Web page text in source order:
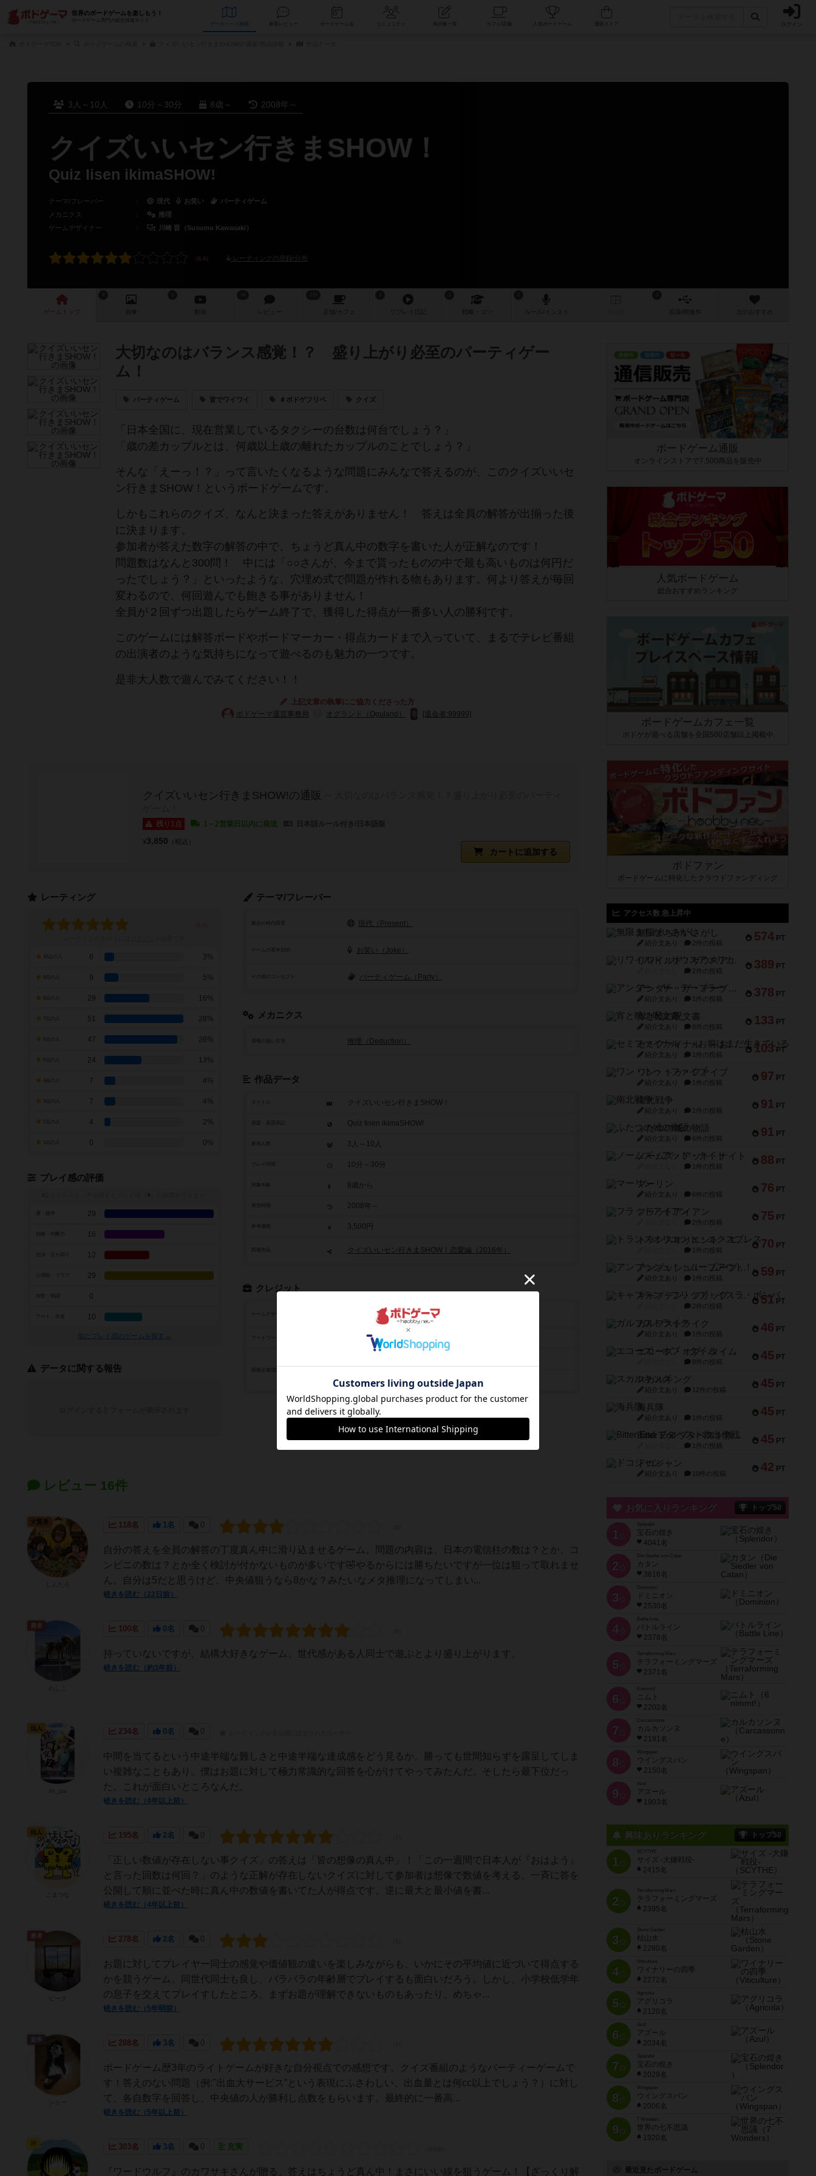
世界のボードゲームを楽しもう！
ボードゲーム専門の総合情報サイト
データベース コミュニティ 人気ボードゲーム ログイン
3人～10人 10分～30分 8歳～ 2008年～
クイズいいセン行きまSHOW！
Quiz Iisen ikimaSHOW!
テーマ/フレーバー ： 現代 お笑い
パーティゲーム
メカニクス
：
推理
ゲームデザイナー
： 川崎 晋（Susumu Kawasaki）
レーティングの登録/分布
ゲーム 画像 レビュー 店舗/ カフェ 戦略 作 次のおすすめ
大切なのはバランス感覚！？ 盛り上がり必至のパーティゲー
ム！
パーティゲーム 皆でワイワイ ＃ボドゲフリペ クイズ
「日本全国に、現在営業しているタクシーの台数は何台でしょう？」
「歳の差カップルとは、何歳以上歳の離れたカップルのことでしょう？」
そんな「えーっ！？」って言いたくなるような問題にみんなで答えるのが、このクイズいいセ
ン行きまSHOW！というボードゲームです。
しかもこれらのクイズ、なんと決まった答えがありません！ 答えは全員の解答が出揃った後
に決まります。
参加者が答えた数字の解答の中で、ちょうど真ん中の数字を書いた人が正解なのです！
問題数はなんと300問！ 中には「○○さんが、今まで貰ったものの中で最も高いものは何円だ
ったでしょう？」といったような、穴埋め式で問題が作れる物もあります。何より答えが毎回
変わるので、何回遊んでも飽きる事がありません！
全員が２回ずつ出題したらゲーム終了で、獲得した得点が一番多い人の勝利です。
このゲームには解答ボードやボードマーカー・得点カードまで入っていて、まるでテレビ番組
の出演者のような気持ちになって遊べるのも魅力の一つです。
是非大人数で遊んでみてください！！
上記文章の執筆にご協力くださった方
ボドゲーマ運営事務局
オグランド（Oguland） [退会者:99999]
クイズいいセン行きまSHOW!の通販
残り1点 1～2営業日以内に発送
カートに追加する
¥3,850 （税込）
テーマ/フレーバー
舞台の時代背景 現代（Present）
ゲームの基本目的 お笑い（Joke）
その他のコンセプト パーティゲーム（Party）
メカニクス
推理（Deduction）
作品データ
タイトル クイズいいセン行きまSHOW！
Quiz Iisen ikimaSHOW!
参加人数 3人～10人
10分～30分
8歳から
2008年～
参考価格 3,500円
関連作品 クイズいいセン行きまSHOW！恋愛編（2016年）
クレジット
ゲームデザイン 川崎 晋（Susumu Kawasaki）
未登録
スイッチゲームズ（Switch Games）
レーティング
6 3%
9 5%
29 16%
7点の人 51 28%
47 26%
24 13%
7 4%
7 4%
4 2%
0 0%
プレイ感の評価
※
29
戦略・判断力 16
12
29
0
アート・外見 10
似たプレイ感のゲームを探す→
データに関する報告
レビュー 16件
118名 1名 0
自分の答えを全員の解答の丁度真ん中に滑り込ませるゲーム。問題の内容は、日本の電信柱の数は？とか、コ
ンビニの数は？とか全く検討が付かないものが多いです🤣やるからには勝ちたいですが一位は狙って取れませ
ん。自分は5だと思うけど、中央値狙うなら8かな？みたいなメタ推理になってしまい...
続きを読む（22日前）
大賢者
100名 0名 0
持っていないですが、結構大好きなゲーム。世代感がある人同士で遊ぶとより盛り上がります。
続きを読む（約3年前）
勇者
234名 0名 0
中間を当てるという中途半端な難しさと中途半端な達成感をどう見るか。勝っても世間知らずを露呈してしま
い複雑なこともあり。僕はお題に対して極力常識的な回答を心がけてやってみたんだ。そしたら最下位だっ
た。これが面白いところなんだ。
続きを読む（4年以上前）
仙人
195名 2名 0
「正しい数値が存在しない事クイズ」の答えは「皆の想像の真ん中」！「この一週間で日本人が『おはよう』
と言った回数は何回？」のような正解が存在しないクイズに対して参加者は想像で数値を考える。一斉に答を
公開して順に並べた時に真ん中の数値を書いてた人が得点です。逆に最大と最小値を書...
続きを読む（4年以上前）
仙人
278名 2名 0
お題に対してプレイヤー同士の感覚や価値観の違いを楽しみながらも、いかにその平均値に近づいて得点する
かを競うゲーム。同世代同士も良し、バラバラの年齢層でプレイするも面白いだろう。しかし、小学校低学年
の息子を交えてプレイすしたところ、まずお題が理解できないものもあったり、めちゃ...
続きを読む（5年弱前）
勇者
288名 3名 0
ボードゲーム歴3年のライトゲームが好きな自分視点での感想です。クイズ番組のようなパーティーゲームで
す！答えのない問題（例:"出血大サービス”という表現にふさわしい、出血量とは何cc以上でしょう？）に対し
て、各自数字を回答し、中央値の人が勝利し点数をもらいます。最終的に一番高...
続きを読む（5年以上前）
皇帝
303名 3名 0 充実
『ワードウルフ』のカワサキさんが贈る、答えはちょうど真ん中！まさにいい線を狙うゲーム！【ざっくり解
ボードゲーム通販
オンラインストアで7,500商品を販売中
人気ボードゲーム
総合おすすめランキング
ボードゲームカフェ一覧
ボドゲが遊べる店舗を全国500店舗以上掲載中
ボドファン
ボードゲームに特化したクラウドファンディング
アクセス数 急上昇中
574 PT
無限まちがいさがし
紹介文あり 2件の投稿
389 PT
リワイルド：サウスアメリカ
2件の投稿
378 PT
アンダー・ザ・テーブラー
紹介文あり 1件の投稿
133 PT
宵と暁の呪文書
紹介文あり 8件の投稿
103 PT
セミファイナル ～お前はまだ生きている～
紹介文あり 1件の投稿
97 PT
ワン・トゥ・ファイブ
紹介文あり 1件の投稿
91 PT
南北戦争
紹介文あり 1件の投稿
91 PT
ふたつの城の物語
紹介文あり 6件の投稿
88 PT
ノームズ・アット・ナイト
1件の投稿
76 PT
マーリン
紹介文あり 6件の投稿
75 PT
フラットアイアン
2件の投稿
70 PT
トランスオリエント・エクスプレス
1件の投稿
59 PT
アンブッシュ！：ムーブアウト！
紹介文あり 1件の投稿
51 PT
キャプテン・フリップ：イスラ・ボンバ
2件の投稿
46 PT
ガルフストライク
紹介文あり 1件の投稿
45 PT
エコーズ・オブ・タイム
8件の投稿
45 PT
スカルキング
紹介文あり 12件の投稿
45 PT
海兵隊
紹介文あり 1件の投稿
45 PT
Bitter End ブタペスト救出作戦
1件の投稿
42 PT
ドコジャン
紹介文あり 10件の投稿
お気に入りランキング トップ50
1 位
宝石の煌き
4041名
2 位
Die Siedler von Catan
カタン
3616名
3 位
ドミニオン
2530名
4位
Battle Line
バトルライン
2378名
5 位
Terraforming Mars
テラフォーミングマーズ
2371名
6 位
ニムト
2202名
7 位
Carcassonne
カルカソンヌ
2191名
8 位
Wingspan
ウイングスパン
2150名
9 位
Azul
アズール
1903名
興味ありランキング トップ50
1位
SCYTHE
サイズ -大鎌戦役-
2415名
2位
Terraforming Mars
テラフォーミングマーズ
2395名
3位
Stone Garden
枯山水
2280名
4位
Viticulture
ワイナリーの四季
2272名
5位
Agricola
アグリコラ
2120名
6位
Azul
アズール
2034名
7位
宝石の煌き
2029名
8位
Wingspan
ウイングスパン
2006名
9位
7 Wonders
世界の七不思議
1920名
最近見たボードゲーム